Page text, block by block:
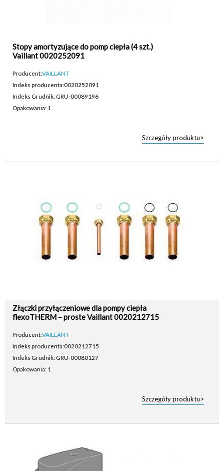
Stopy amortyzujące do pomp ciepła (4 szt.)
Vaillant 0020252091
Producent:VAILLANT
Indeks producenta:0020252091
Indeks Grudnik: GRU-00089196
Opakowania: 1
Szczegóły produktu>
Złączki przyłączeniowe dla pompy ciepła
flexoTHERM – proste Vaillant 0020212715
Producent:VAILLANT
Indeks producenta:0020212715
Indeks Grudnik: GRU-00080127
Opakowania: 1
Szczegóły produktu>